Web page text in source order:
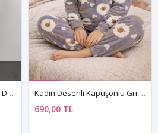
Kadın Uzun Kollu Yumuşak Dokulu Pembe Pijama Takımı Kadın Desenli Kapüşonlu Gri Polar Pijama Takımı
690,00 TL